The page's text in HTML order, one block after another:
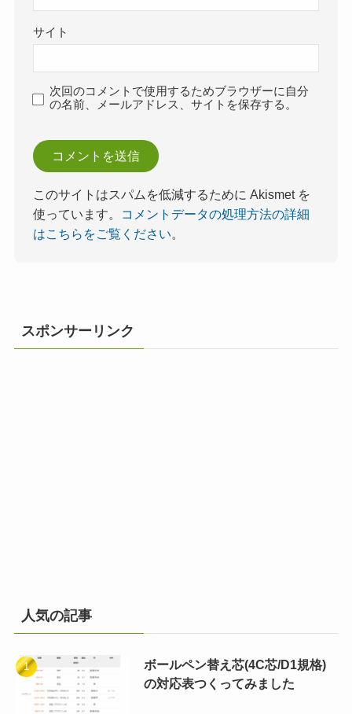
サイト
次回のコメントで使用するためブラウザーに自分
の名前、メールアドレス、サイトを保存する。
このサイトはスパムを低減するために Akismet を
使っています。
コメントデータの処理方法の詳細
はこちらをご覧ください。
スポンサーリンク
人気の記事
ボールペン替え芯(4C芯/D1規格)
の対応表つくってみました